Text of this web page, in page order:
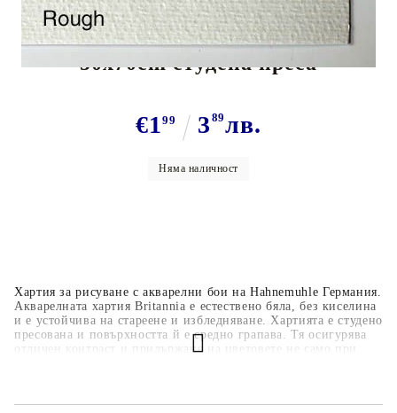
HAHNEMUHLE АКВАРЕЛНА
ХАРТИЯ BRITANNIA МАТ 300г
50x70cm студена преса
€199 3 89лв.
Няма наличност
Хартия за рисуване с акварелни бои на Hahnemuhle Германия.
Акварелната хартия Britannia е естествено бяла, без киселина
и е устойчива на стареене и избледняване. Хартията е студено
пресована и повърхността й е средно грапава. Тя осигурява
отличен контраст и придържане на цветовете не само при
Хартията Britannia на Hahnemuhle e с размер 50 х 70см. и с